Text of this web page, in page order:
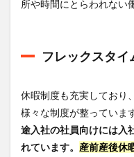
所や時間にとらわれない
フレックスタ
休暇制度も充実しており
様々な制度が整っています
途入社の社員向けには入
れています。 産前産後休